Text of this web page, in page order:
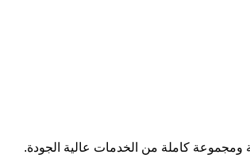
ومجموعة كاملة من الخدمات عالية الجودة.